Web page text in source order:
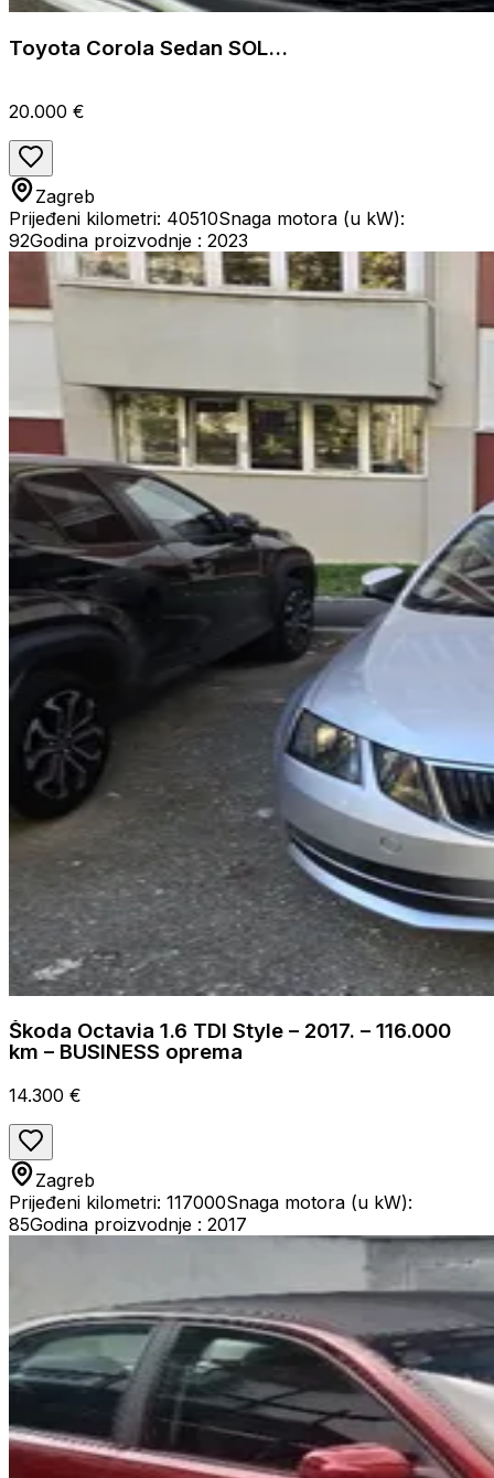
Toyota Corola Sedan SOL...
20.000 €
Zagreb
Prijeđeni kilometri: 40510Snaga motora (u kW):
92Godina proizvodnje : 2023
Škoda Octavia 1.6 TDI Style – 2017. – 116.000
km – BUSINESS oprema
14.300 €
Zagreb
Prijeđeni kilometri: 117000Snaga motora (u kW):
85Godina proizvodnje : 2017